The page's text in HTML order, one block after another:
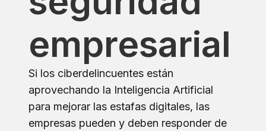
empresarial
Si los ciberdelincuentes están
aprovechando la Inteligencia Artificial
para mejorar las estafas digitales, las
empresas pueden y deben responder de